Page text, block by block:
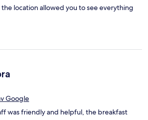
location allowed you to see everything
Google
was friendly and helpful, the breakfast